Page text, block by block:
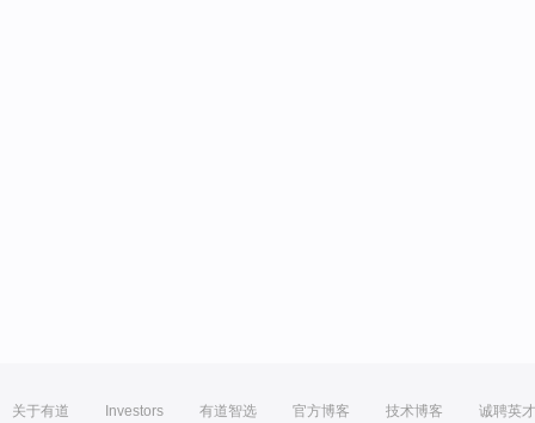
关于有道 Investors 有道智选 官方博客 技术博客 诚聘英才